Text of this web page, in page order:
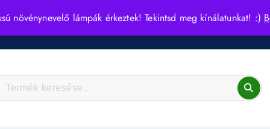
növénynevelő lámpák érkeztek! Tekintsd meg kínálatunkat! :)